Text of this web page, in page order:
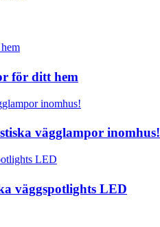
för ditt hem
vägglampor inomhus!
väggspotlights LED